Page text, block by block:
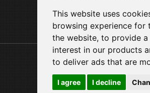
This website uses
browsing experience
the website, to provide a
interest in our products
to deliver ads that are
I agree I decline